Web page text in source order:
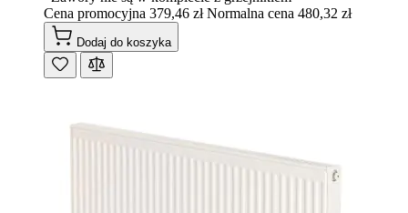
Cena promocyjna 379,46 zł Normalna cena 480,32 zł
Dodaj do koszyka